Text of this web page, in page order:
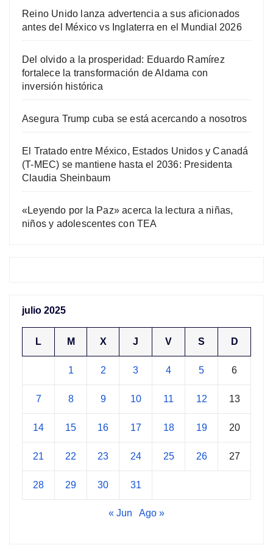
Reino Unido lanza advertencia a sus aficionados
antes del México vs Inglaterra en el Mundial 2026
Del olvido a la prosperidad: Eduardo Ramírez
fortalece la transformación de Aldama con
inversión histórica
Asegura Trump cuba se está acercando a nosotros
El Tratado entre México, Estados Unidos y Canadá
(T-MEC) se mantiene hasta el 2036: Presidenta
Claudia Sheinbaum
«Leyendo por la Paz» acerca la lectura a niñas,
niños y adolescentes con TEA
julio 2025
L M X J V S D
1 2 3 4 5 6
7 8 9 10 11 12 13
14 15 16 17 18 19 20
21 22 23 24 25 26 27
28 29 30 31
« Jun Ago »